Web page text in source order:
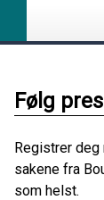
Følg
Registrer
sakene fra
som helst.